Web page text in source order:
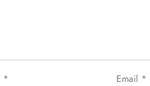
* Email *